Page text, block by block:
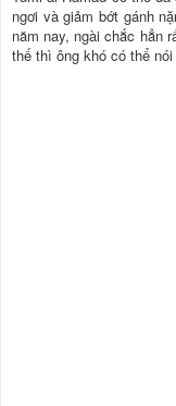
ngơi và giảm bớt gánh
năm nay, ngài chắc hẳn
thế thì ông khó có thể